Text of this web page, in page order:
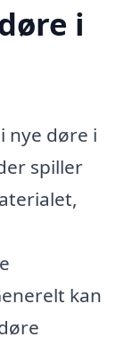
i
nye døre i
spiller
kan